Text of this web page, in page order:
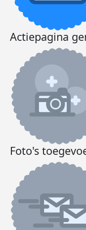
Actiepagina
Foto's